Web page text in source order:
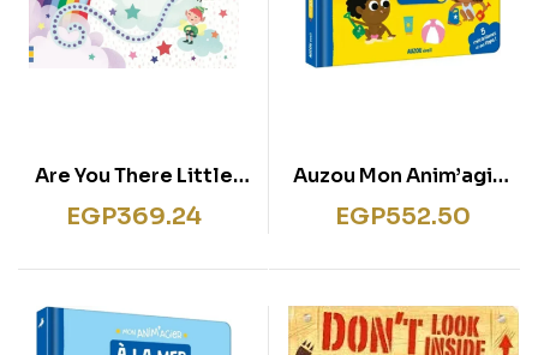
Are You There Little
Unicorn?
EGP369.24
Auzou Mon Anim’agier
à La Mer
EGP552.50